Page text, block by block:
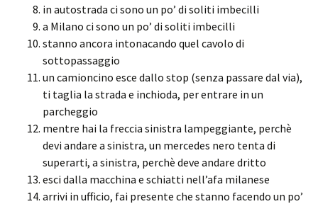
in autostrada ci sono un po’ di soliti imbecilli
a Milano ci sono un po’ di soliti imbecilli
stanno ancora intonacando quel cavolo di
sottopassaggio
un camioncino esce dallo stop (senza passare dal via),
ti taglia la strada e inchioda, per entrare in un
parcheggio
mentre hai la freccia sinistra lampeggiante, perchè
devi andare a sinistra, un mercedes nero tenta di
superarti, a sinistra, perchè deve andare dritto
esci dalla macchina e schiatti nell’afa milanese
arrivi in ufficio, fai presente che stanno facendo un po’